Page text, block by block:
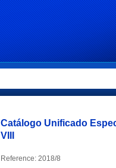
Catálogo Unificado
VIII
Reference: 2018/8